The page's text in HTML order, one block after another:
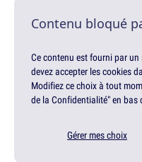
Contenu bloqué
Ce contenu est fourni par
devez accepter les cookies
Modifiez ce choix à tout
de la Confidentialité" en bas
Gérer mes choix